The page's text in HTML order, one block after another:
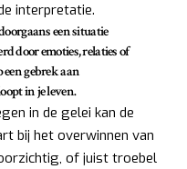
interpretatie.
een situatie
door emoties, relaties of
gebrek aan
in je leven.
in de gelei kan de
bij het overwinnen van
of juist troebel